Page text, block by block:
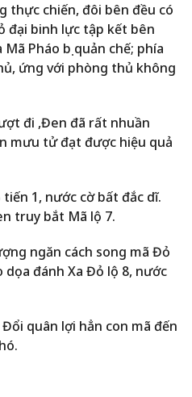
thực chiến, đôi bên đều có
đại binh lực tập kết bên
Pháo bị quản chế; phía
ứng với phòng thủ không
đi ,Đen đã rất nhuần
mưu tử đạt được hiệu quả
1, nước cờ bất đắc dĩ.
truy bắt Mã lộ 7.
ngăn cách song mã Đỏ
đánh Xa Đỏ lộ 8, nước
quân lợi hẳn con mã đến